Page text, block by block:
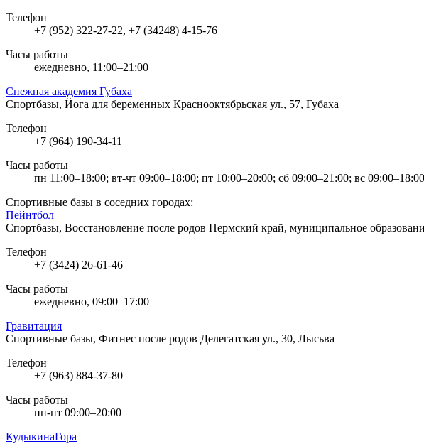
Телефон
+7 (952) 322-27-22, +7 (34248) 4-15-76
Часы работы
ежедневно, 11:00–21:00
Снежная академия Губаха
Спортбазы, Йога для беременных Краснооктябрьская ул., 57, Губаха
Телефон
+7 (964) 190-34-11
Часы работы
пн 11:00–18:00; вт-чт 09:00–18:00; пт 10:00–20:00; сб 09:00–21:00; вс 09:00–18:00
Спортивные базы в соседних городах:
Пейнтбол
Спортбазы, Восстановление после родов Пермский край, муниципальное
Телефон
+7 (3424) 26-61-46
Часы работы
ежедневно, 09:00–17:00
Гравитация
Спортивные базы, Фитнес после родов Делегатская ул., 30, Лысьва
Телефон
+7 (963) 884-37-80
Часы работы
пн-пт 09:00–20:00
КудыкинаГора